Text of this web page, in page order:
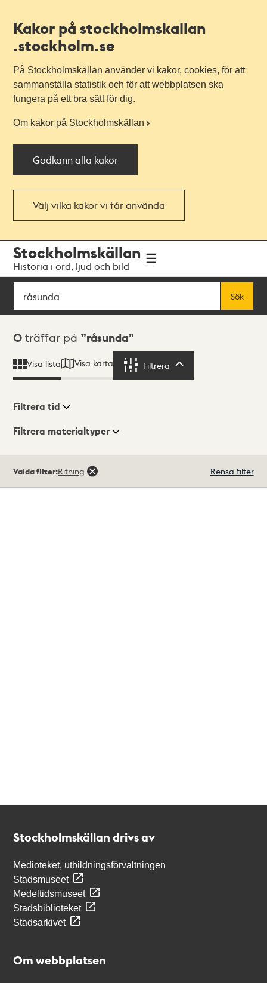
Kakor på stockholmskallan
.stockholm.se
På Stockholmskällan använder vi kakor, cookies, för att
sammanställa statistik och för att webbplatsen ska
fungera på ett bra sätt för dig.
Om kakor på Stockholmskällan
Godkänn alla kakor
Välj vilka kakor vi får använda
navigationen
huvudinnehållet
Stockholmskällan
Historia i ord, ljud och bild
Sök
Sök
Sökresultat
0 träffar på råsunda
Visa lista Visa karta Filtrera
Visningsläge
Filtrera tid
Filtrera materialtyper
träffar
Valda filter:Ritning Rensa filter
Stockholmskällan drivs av
Medioteket, utbildningsförvaltningen
Stadsmuseet
Medeltidsmuseet
Stadsbiblioteket
Stadsarkivet
Om webbplatsen